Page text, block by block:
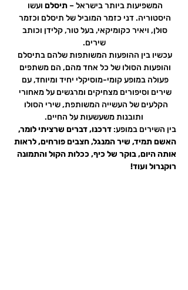
המשפיעות ביותר בישראל – תיסלם ועשו
היסטוריה. דני כזמר המוביל של תיסלם וכזמר
סולן, ויאיר כקומיקאי, בעל טור, קלידן וכותב
שירים.
עכשיו בין ההופעות המשותפות שלהם בתיסלם
והופעות הסולו של כל אחד מהם, הם משתפים
פעולה במופע קומי-מוסיקלי יחיד ומיוחד, עם
שירים וסיפורים מצחיקים ומרגשים על מאחורי
הקלעים של העשייה המשותפת, שירי הסולו
ותובנות משעשעות על החיים.
בין השירים במופע: דרכנו, דברים שרציתי לומר,
האשם תמיד, שיר המנגל, חצבים פורחים, לראות
אותה היום, בוקר של כיף, ככלות הקול והתמונה
רוקנרול ועוד!